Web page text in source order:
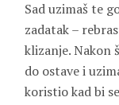
Sad uzimaš te
zadatak –
klizanje. Nakon
do ostave i
koristio kad bi